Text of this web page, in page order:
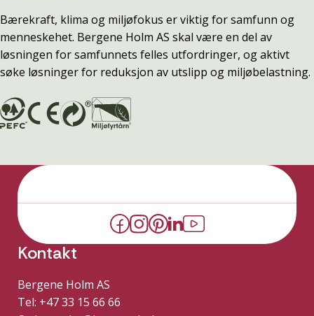
Bærekraft, klima og miljøfokus er viktig for samfunn og
menneskehet. Bergene Holm AS skal være en del av
løsningen for samfunnets felles utfordringer, og aktivt
søke løsninger for reduksjon av utslipp og miljøbelastning.
Kontakt
Bergene Holm AS
Tel: +47 33 15 66 66